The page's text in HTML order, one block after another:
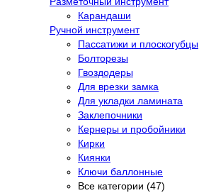
Карандаши
Ручной инструмент
Пассатижи и плоскогубцы
Болторезы
Гвоздодеры
Для врезки замка
Для укладки ламината
Заклепочники
Кернеры и пробойники
Кирки
Киянки
Ключи баллонные
Все категории (47)